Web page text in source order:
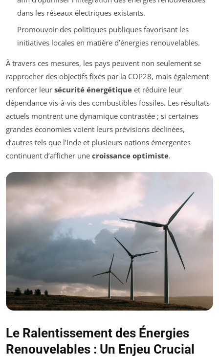
dans les réseaux électriques existants.
Promouvoir des politiques publiques favorisant les
initiatives locales en matière d’énergies renouvelables.
À travers ces mesures, les pays peuvent non seulement se
rapprocher des objectifs fixés par la COP28, mais également
renforcer leur sécurité énergétique et réduire leur
dépendance vis-à-vis des combustibles fossiles. Les résultats
actuels montrent une dynamique contrastée ; si certaines
grandes économies voient leurs prévisions déclinées,
d’autres tels que l’Inde et plusieurs nations émergentes
continuent d’afficher une croissance optimiste.
Le Ralentissement des Énergies
Renouvelables : Un Enjeu Crucial